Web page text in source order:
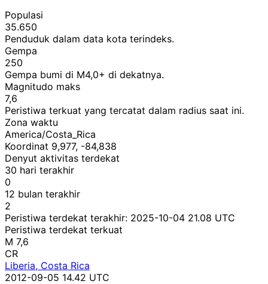
Populasi
35.650
Penduduk dalam data kota terindeks.
Gempa
250
Gempa bumi di M4,0+ di dekatnya.
Magnitudo maks
7,6
Peristiwa terkuat yang tercatat dalam radius saat ini.
Zona waktu
America/Costa_Rica
Koordinat 9,977, -84,838
Denyut aktivitas terdekat
30 hari terakhir
0
12 bulan terakhir
2
Peristiwa terdekat terakhir: 2025-10-04 21.08 UTC
Peristiwa terdekat terkuat
M 7,6
CR
Liberia, Costa Rica
2012-09-05 14.42 UTC